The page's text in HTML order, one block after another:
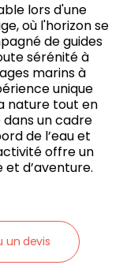
lors d'une
où l'horizon se
de guides
sérénité à
marins à
unique
nature tout en
dans un cadre
de l’eau et
offre un
d’aventure.
un devis